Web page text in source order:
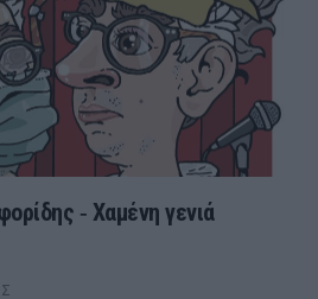
‑ Χαμένη γενιά